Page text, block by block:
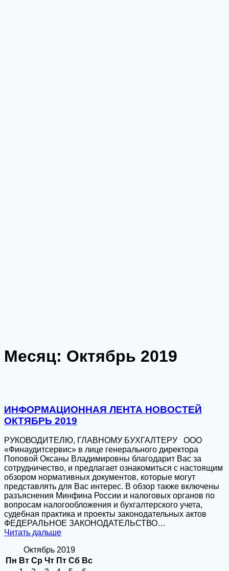
Месяц: Октябрь 2019
ИНФОРМАЦИОННАЯ ЛЕНТА НОВОСТЕЙ
ОКТЯБРЬ 2019
РУКОВОДИТЕЛЮ, ГЛАВНОМУ БУХГАЛТЕРУ ООО
«Финаудитсервис» в лице генерального директора
Поповой Оксаны Владимировны благодарит Вас за
сотрудничество, и предлагает ознакомиться с настоящим
обзором нормативных документов, которые могут
представлять для Вас интерес. В обзор также включены
разъяснения Минфина России и налоговых органов по
вопросам налогообложения и бухгалтерского учета,
судебная практика и проекты законодательных актов
ФЕДЕРАЛЬНОЕ ЗАКОНОДАТЕЛЬСТВО…
Читать дальше
Октябрь 2019
Пн Вт Ср Чт Пт Сб Вс